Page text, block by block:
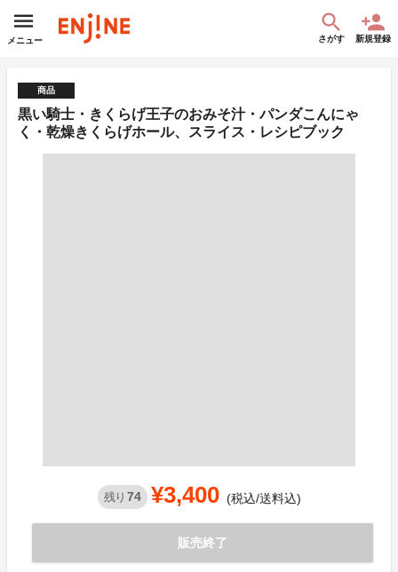
メニュー さがす 新規登録
商品
黒い騎士・きくらげ王子のおみそ汁・パンダこんにゃ
く・乾燥きくらげホール、スライス・レシピブック
残り 74 ¥3,400 (税込/送料込)
販売終了